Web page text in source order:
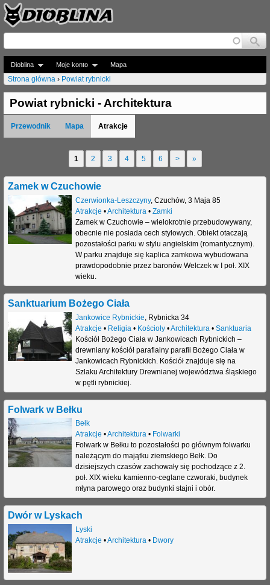
Jump to navigation
Dioblina Moje konto Mapa
J
e
s
ś
t
u
j
Strona główna › Powiat rybnicki
Powiat rybnicki - Architektura
Przewodnik Mapa Atrakcje
t
o
n
1 2 3 4 5 6 > »
Zamek w Czuchowie
Czerwionka-Leszczyny, Czuchów, 3 Maja 85
Atrakcje •Architektura • Zamki
Zamek w Czuchowie – wielokrotnie przebudowywany,
obecnie nie posiada cech stylowych. Obiekt otaczają
pozostałości parku w stylu angielskim (romantycznym).
W parku znajduje się kaplica zamkowa wybudowana
prawdopodobnie przez baronów Welczek w I poł. XIX
wieku.
Sanktuarium Bożego Ciała
Jankowice Rybnickie Rybnicka 34
Atrakcje • Religia • Kościoły•Architektura • Sanktuaria
Kościół Bożego Ciała w Jankowicach Rybnickich –
drewniany kościół parafialny parafii Bożego Ciała w
Jankowicach Rybnickich. Kościół znajduje się na
Szlaku Architektury Drewnianej województwa śląskiego
w pętli rybnickiej.
Folwark w Bełku
Bełk
Atrakcje •Architektura• Folwarki
Folwark w Bełku to pozostałości po głównym folwarku
należącym do majątku ziemskiego Bełk. Do
dzisiejszych czasów zachowały się pochodzące z 2.
poł. XIX wieku kamienno-ceglane czworaki, budynek
młyna parowego oraz budynki stajni i obór.
Dwór w Lyskach
Lyski
Atrakcje •Architektura• Dwory